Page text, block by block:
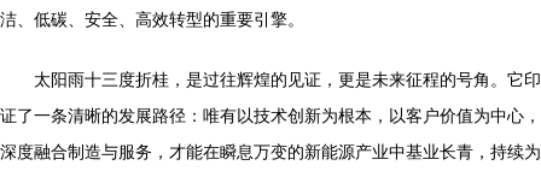
洁、低碳、安全、高效转型的重要引擎。
太阳雨十三度折桂，是过往辉煌的见证，更是未来征程的号角。它印
证了一条清晰的发展路径：唯有以技术创新为根本，以客户价值为中心，
深度融合制造与服务，才能在瞬息万变的新能源产业中基业长青，持续为